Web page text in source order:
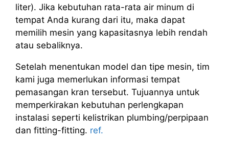
liter). Jika kebutuhan rata-rata air minum di
tempat Anda kurang dari itu, maka dapat
memilih mesin yang kapasitasnya lebih rendah
atau sebaliknya.
Setelah menentukan model dan tipe mesin, tim
kami juga memerlukan informasi tempat
pemasangan kran tersebut. Tujuannya untuk
memperkirakan kebutuhan perlengkapan
instalasi seperti kelistrikan plumbing/perpipaan
dan fitting-fitting. ref.